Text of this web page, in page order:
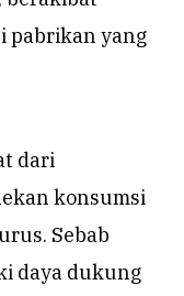
pabrikan yang
dari
konsumsi
Sebab
daya dukung